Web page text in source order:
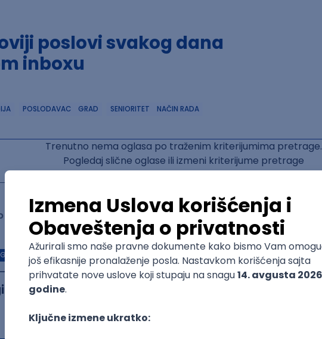
poslovi svakog dana
inboxu
POSLODAVAC GRAD SENIORITET NAČIN RADA
Trenutno nema oglasa po traženim kriterijumima pretrage.
Pogledaj slične oglase ili izmeni kriterijume pretrage
OGLASI PO KRITERIJUMU Golang
Golang Kubernetes Intermediate Senior